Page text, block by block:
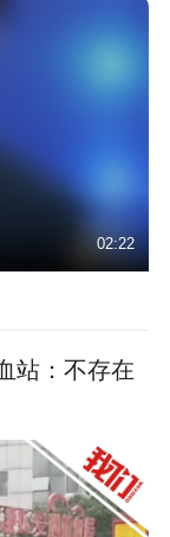
02:22
站：不存在